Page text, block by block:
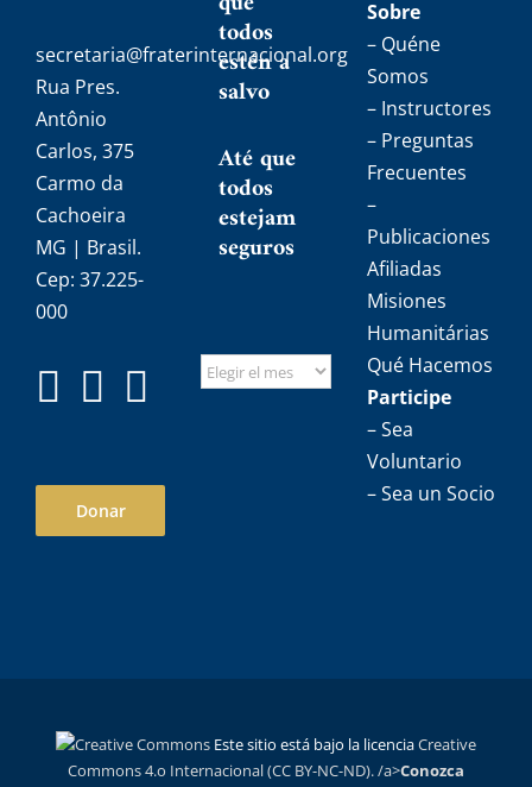
secretaria@fraterinternacional.org
Rua Pres.
Antônio
Carlos, 375
Carmo da
Cachoeira
MG | Brasil.
Cep: 37.225-
000
Donar
todos
estén a
salvo
Até que
todos
estejam
seguros
Sobre
– Quéne
Somos
– Instructores
– Preguntas
Frecuentes
–
Publicaciones
Afiliadas
Misiones
Humanitárias
Qué Hacemos
Participe
– Sea
Voluntario
– Sea un Socio
Este sitio está bajo la licenciaCreative
Commons 4.o Internacional (CC BY-NC-ND). /a>Conozca